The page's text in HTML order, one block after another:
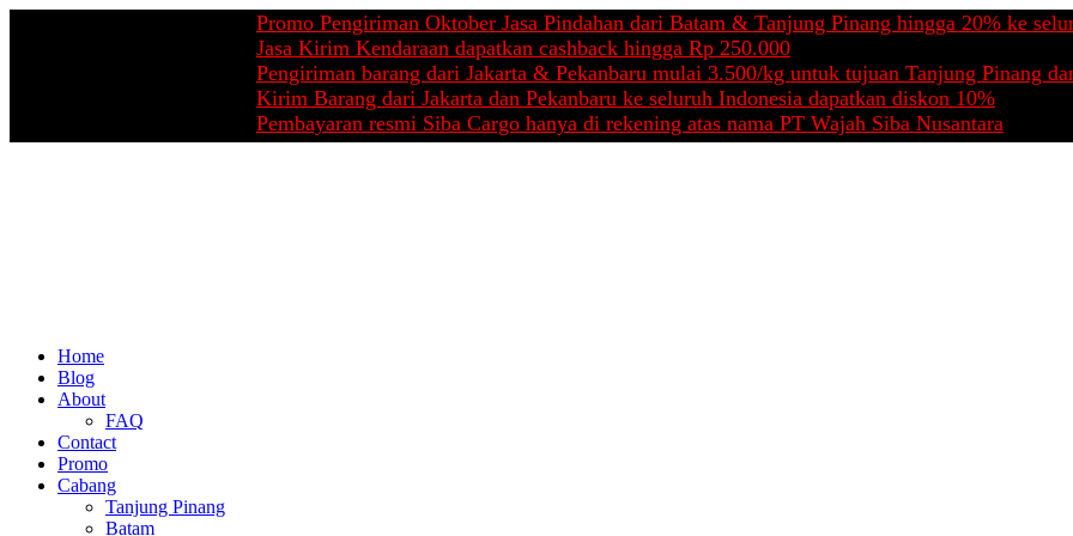
Promo Pengiriman Oktober Jasa Pindahan dari Batam & Tanjung Pinang hingga 20% ke seluruh
Jasa Kirim Kendaraan dapatkan cashback hingga Rp 250.000
Pengiriman barang dari Jakarta & Pekanbaru mulai 3.500/kg untuk tujuan Tanjung Pinang dan
Kirim Barang dari Jakarta dan Pekanbaru ke seluruh Indonesia dapatkan diskon 10%
Pembayaran resmi Siba Cargo hanya di rekening atas nama PT Wajah Siba Nusantara
Home
Blog
About
FAQ
Contact
Promo
Cabang
Tanjung Pinang
Batam